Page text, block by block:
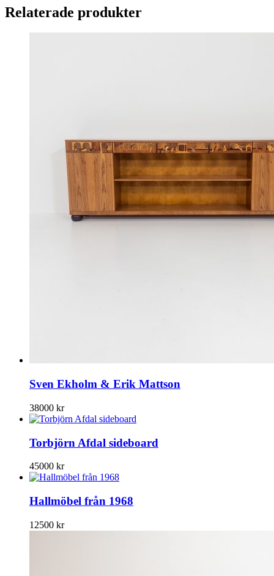
Relaterade produkter
Sven Ekholm & Erik Mattson
38000 kr
Torbjörn Afdal sideboard
45000 kr
Hallmöbel från 1968
12500 kr